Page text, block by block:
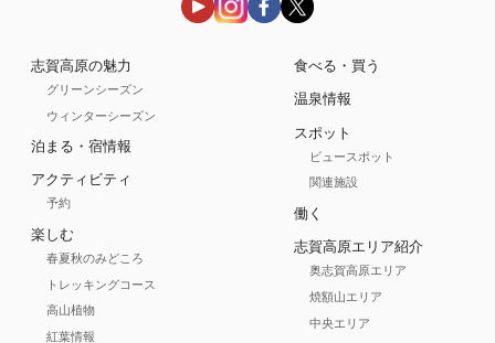
志賀高原の魅力
グリーンシーズン
ウィンターシーズン
泊まる・宿情報
アクティビティ
予約
楽しむ
春夏秋のみどころ
トレッキングコース
高山植物
紅葉情報
食べる・買う
温泉情報
スポット
ビュースポット
関連施設
働く
志賀高原エリア紹介
奥志賀高原エリア
焼額山エリア
中央エリア